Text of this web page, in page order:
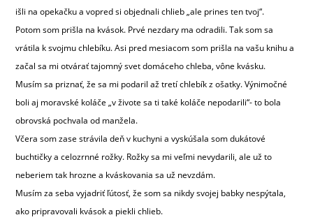
išli na opekačku a vopred si objednali chlieb „ale prines ten tvoj“.
Potom som prišla na kvások. Prvé nezdary ma odradili. Tak som sa
vrátila k svojmu chlebíku. Asi pred mesiacom som prišla na vašu knihu a
začal sa mi otvárať tajomný svet domáceho chleba, vône kvásku.
Musím sa priznať, že sa mi podaril až tretí chlebík z ošatky. Výnimočné
boli aj moravské koláče „v živote sa ti také koláče nepodarili“- to bola
obrovská pochvala od manžela.
Včera som zase strávila deň v kuchyni a vyskúšala som dukátové
buchtičky a celozrnné rožky. Rožky sa mi veľmi nevydarili, ale už to
neberiem tak hrozne a kváskovania sa už nevzdám.
Musím za seba vyjadriť ľútosť, že som sa nikdy svojej babky nespýtala,
ako pripravovali kvások a piekli chlieb.